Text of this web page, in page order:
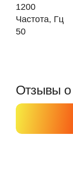
1200
Частота, Гц
50
Отзывы о